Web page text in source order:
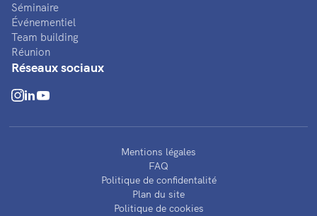
Séminaire
Événementiel
Team building
Réunion
Réseaux sociaux
Mentions légales
FAQ
Politique de confidentalité
Plan du site
Politique de cookies